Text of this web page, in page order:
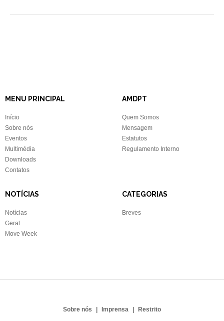
MENU PRINCIPAL
Início
Sobre nós
Eventos
Multimédia
Downloads
Contatos
AMDPT
Quem Somos
Mensagem
Estatutos
Regulamento Interno
NOTÍCIAS
Notícias
Geral
Move Week
CATEGORIAS
Breves
Sobre nós Imprensa Restrito